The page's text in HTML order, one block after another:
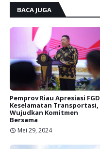
BACA JUGA
Pemprov Riau Apresiasi FGD
Keselamatan Transportasi,
Wujudkan Komitmen
Bersama
Mei 29, 2024